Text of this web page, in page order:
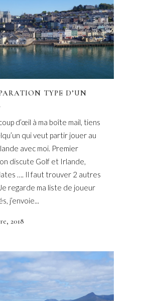
TYPE D’UN
d’œil à ma boîte mail, tiens
qui veut partir jouer au
avec moi. Premier
discute Golf et Irlande,
…. Il faut trouver 2 autres
regarde ma liste de joueur
j’envoie...
2018